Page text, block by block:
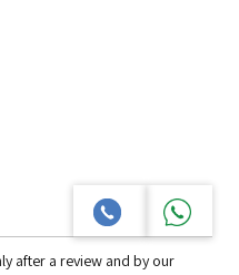
after a review and by our